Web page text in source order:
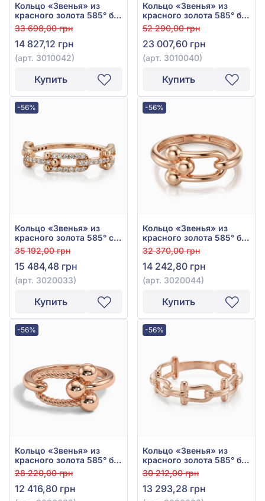
Кольцо «Звенья» из
красного золота 585° без
вставки, арт. 3010042
33 698,00 грн
14 827,12 грн
(арт. 3010042)
Купить
Кольцо «Звенья» из
красного золота 585° без
вставки, арт. 3010040
52 290,00 грн
23 007,60 грн
(арт. 3010040)
Купить
-56%
Кольцо «Звенья» из
красного золота 585° с
фианитом, арт. 3020033
35 192,00 грн
15 484,48 грн
(арт. 3020033)
Купить
-56%
Кольцо «Звенья» из
красного золота 585° без
вставки, арт. 3020044
32 370,00 грн
14 242,80 грн
(арт. 3020044)
Купить
-56%
Кольцо «Звенья» из
красного золота 585° без
вставки, арт. 3020032
28 220,00 грн
12 416,80 грн
-56%
Кольцо «Звенья» из
красного золота 585° без
вставки, арт. 3020028
30 212,00 грн
13 293,28 грн